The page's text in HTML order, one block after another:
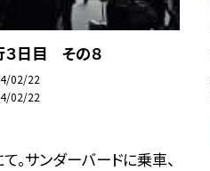
３日目 その８
02/22
02/22
。サンダーバードに乗車、